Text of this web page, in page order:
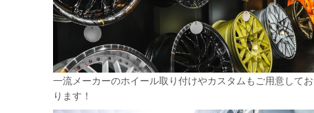
一流メーカーのホイール取り付けやカスタムもご用意してお
ります！